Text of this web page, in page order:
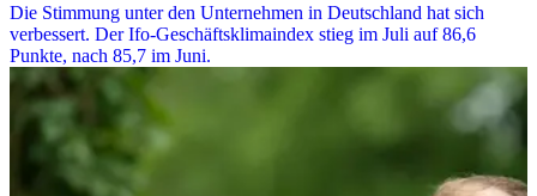
Die Stimmung unter den Unternehmen in Deutschland hat sich
verbessert. Der Ifo-Geschäftsklimaindex stieg im Juli auf 86,6
Punkte, nach 85,7 im Juni.